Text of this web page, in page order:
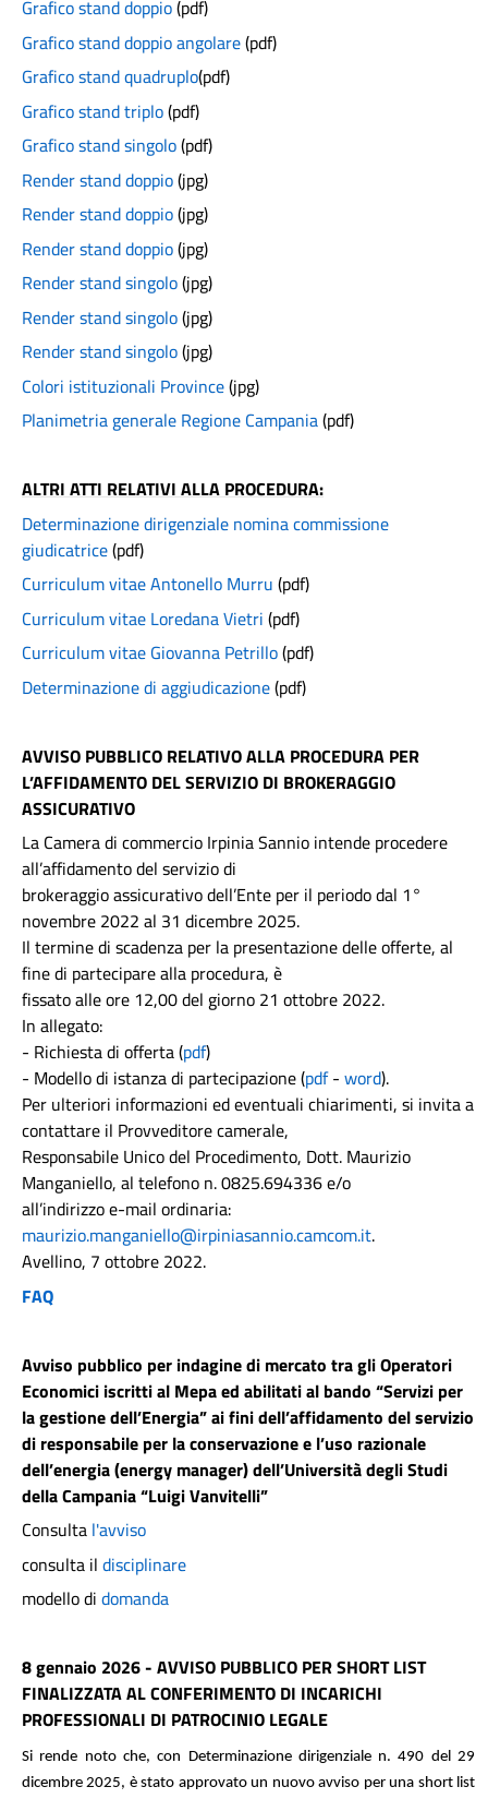
Grafico stand doppio(pdf)
Grafico stand doppio angolare(pdf)
Grafico stand quadruplo(pdf)
Grafico stand triplo(pdf)
Grafico stand singolo(pdf)
Render stand doppio(jpg)
Render stand doppio(jpg)
Render stand doppio(jpg)
Render stand singolo(jpg)
Render stand singolo(jpg)
Render stand singolo(jpg)
Colori istituzionali Province(jpg)
Planimetria generale Regione Campania(pdf)
ALTRI ATTI RELATIVI ALLA PROCEDURA:
Determinazione dirigenziale nomina commissione
giudicatrice(pdf)
Curriculum vitae Antonello Murru (pdf)
Curriculum vitae Loredana Vietri (pdf)
Curriculum vitae Giovanna Petrillo(pdf)
Determinazione di aggiudicazione(pdf)
AVVISO PUBBLICO RELATIVO ALLA PROCEDURA PER
L’AFFIDAMENTO DEL SERVIZIO DI BROKERAGGIO
ASSICURATIVO
La Camera di commercio Irpinia Sannio intende procedere
all’affidamento del servizio di
brokeraggio assicurativo dell’Ente per il periodo dal 1°
novembre 2022 al 31 dicembre 2025.
Il termine di scadenza per la presentazione delle offerte, al
fine di partecipare alla procedura, è
fissato alle ore 12,00 del giorno 21 ottobre 2022.
In allegato:
- Richiesta di offerta (pdf)
- Modello di istanza di partecipazione (pdf- word).
Per ulteriori informazioni ed eventuali chiarimenti, si invita a
contattare il Provveditore camerale,
Responsabile Unico del Procedimento, Dott. Maurizio
Manganiello, al telefono n. 0825.694336 e/o
all’indirizzo e-mail ordinaria:
maurizio.manganiello@irpiniasannio.camcom.it.
Avellino, 7 ottobre 2022.
FAQ
Avviso pubblico per indagine di mercato tra gli Operatori
Economici iscritti al Mepa ed abilitati al bando “Servizi per
la gestione dell’Energia” ai fini dell’affidamento del servizio
di responsabile per la conservazione e l’uso razionale
dell’energia (energy manager) dell’Università degli Studi
della Campania “Luigi Vanvitelli”
Consulta l'avviso
consulta il disciplinare
modello di domanda
8 gennaio 2026 - AVVISO PUBBLICO PER SHORT LIST
FINALIZZATA AL CONFERIMENTO DI INCARICHI
PROFESSIONALI DI PATROCINIO LEGALE
Si rende noto che, con Determinazione dirigenziale n. 490 del 29
dicembre 2025, è stato approvato un nuovo avviso per una short list